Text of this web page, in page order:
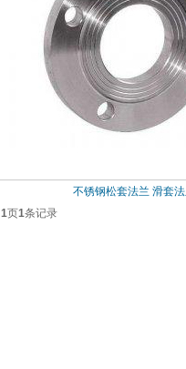
不锈钢松套法兰 滑套
1页1条记录